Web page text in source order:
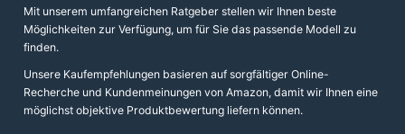
Mit unserem umfangreichen Ratgeber stellen wir Ihnen beste
Möglichkeiten zur Verfügung, um für Sie das passende Modell zu
finden.
Unsere Kaufempfehlungen basieren auf sorgfältiger Online-
Recherche und Kundenmeinungen von Amazon, damit wir Ihnen eine
möglichst objektive Produktbewertung liefern können.